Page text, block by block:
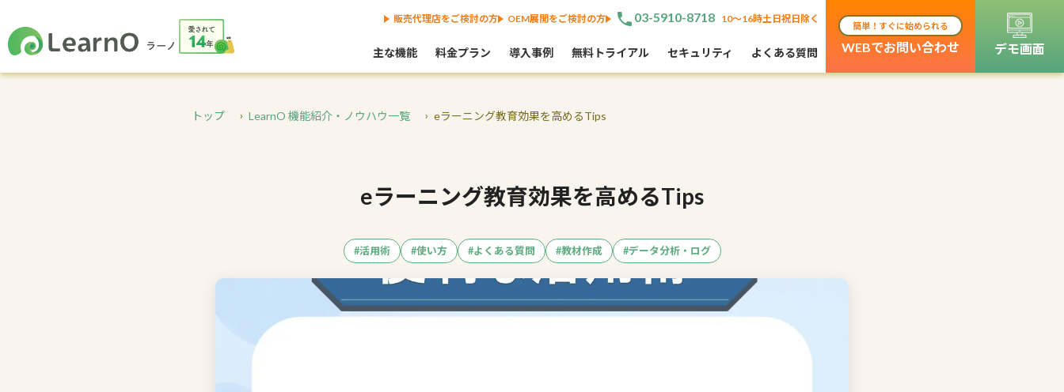
販売代理店をご検討の方 OEM展開をご検討の方 phone 03-5910-8718 10〜16時土日祝日除く
主な機能 料金プラン 導入事例 無料トライアル セキュリティ よくある質問
簡単！すぐに始められる
WEBでお問い合わせ デモ画面
トップ LearnO 機能紹介・ノウハウ一覧 eラーニング教育効果を高めるTips
eラーニング教育効果を高めるTips
#活用術 #使い方 #よくある質問 #教材作成 #データ分析・ログ